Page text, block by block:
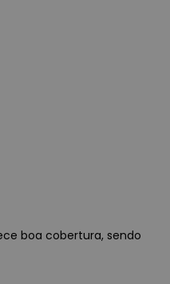
boa cobertura, sendo